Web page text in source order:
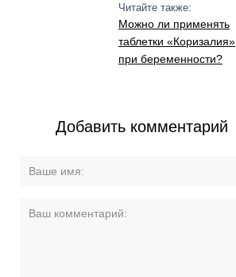
Читайте также:
Можно ли применять
таблетки «Коризалия»
при беременности?
Добавить комментарий